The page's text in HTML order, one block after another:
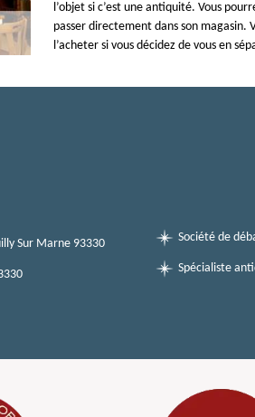
l’objet si c’est une antiquité. Vous
passer directement dans son
l’acheter si vous décidez de vous en
Sur Marne 93330 Société de
Spécialiste